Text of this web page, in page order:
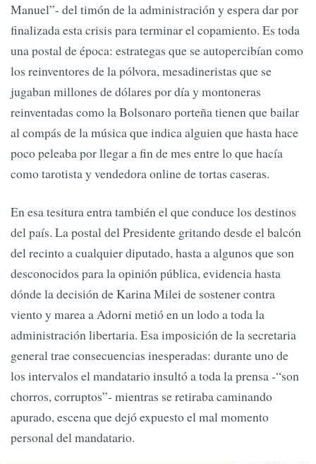
Manuel”- del timón de la administración y espera dar por
finalizada esta crisis para terminar el copamiento. Es toda
una postal de época: estrategas que se autopercibían como
los reinventores de la pólvora, mesadineristas que se
jugaban millones de dólares por día y montoneras
reinventadas como la Bolsonaro porteña tienen que bailar
al compás de la música que indica alguien que hasta hace
poco peleaba por llegar a fin de mes entre lo que hacía
como tarotista y vendedora online de tortas caseras.
En esa tesitura entra también el que conduce los destinos
del país. La postal del Presidente gritando desde el balcón
del recinto a cualquier diputado, hasta a algunos que son
desconocidos para la opinión pública, evidencia hasta
dónde la decisión de Karina Milei de sostener contra
viento y marea a Adorni metió en un lodo a toda la
administración libertaria. Esa imposición de la secretaria
general trae consecuencias inesperadas: durante uno de
los intervalos el mandatario insultó a toda la prensa -“son
chorros, corruptos”- mientras se retiraba caminando
apurado, escena que dejó expuesto el mal momento
personal del mandatario.